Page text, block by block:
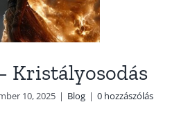
Kristályosodás
10, 2025 | Blog | 0 hozzászólás